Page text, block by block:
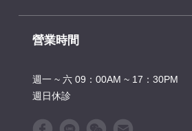
營業時間
週一 ~ 六 09：00AM ~ 17：30PM
週日休診